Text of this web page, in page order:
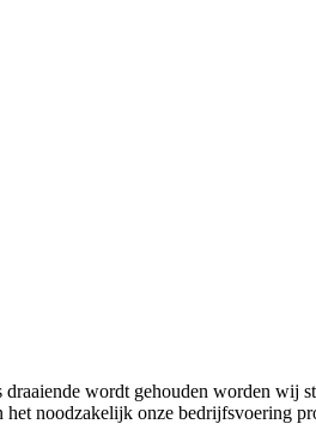
wordt gehouden worden wij
noodzakelijk onze bedrijfsvoering